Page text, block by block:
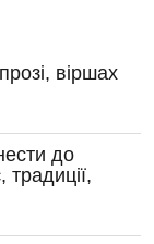
віршах
до